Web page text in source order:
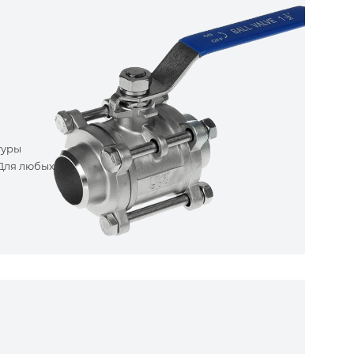
любых